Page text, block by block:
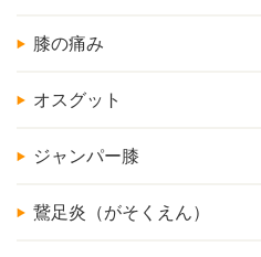
膝の痛み
オスグット
ジャンパー膝
鵞足炎（がそくえん）